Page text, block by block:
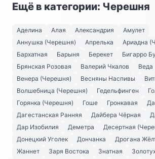
Ещё в категории: Черешня
Аделина Алая Александрия
Амулет
Аннушка (Черешня)
Апрелька
Ариадна
Бархатная
Барыня Берекет Бигарро
Брянская Розовая
Валерий Чкалов
Веда
Венера (Черешня)
Весняны Наспивы
Волшебница (Черешня)
Гедельфинген
Горянка (Черешня)
Гоше Гронкавая
Дагестанская Ранняя
Дайбера Чёрная
Дар Изобилия
Деметра Десертная
Донецкий Уголек
Дончанка Дрогана
Жаннет
Заря Востока Знатная